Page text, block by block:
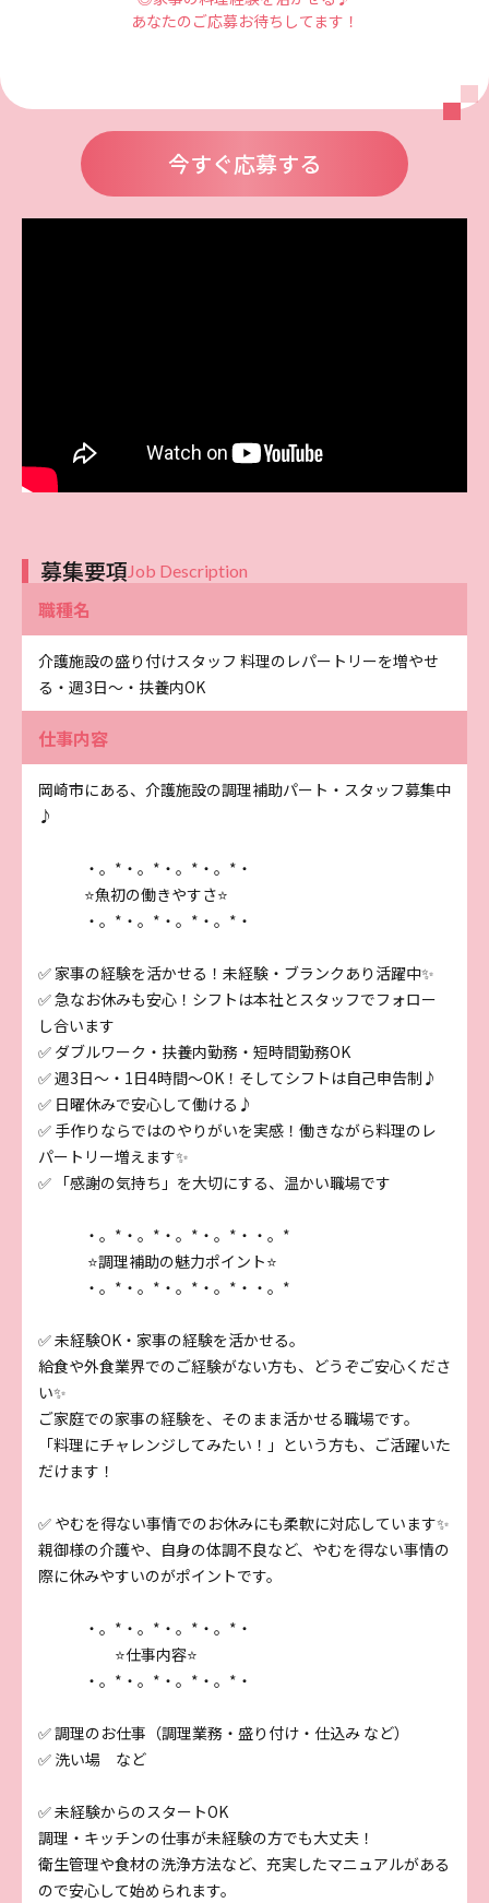
あなたのご応募お待ちしてます！
今すぐ応募する
募集要項 Job Description
職種名
介護施設の盛り付けスタッフ 料理のレパートリーを増やせ
る・週3日～・扶養内OK
仕事内容
岡崎市にある、介護施設の調理補助パート・スタッフ募集中
♪
・。*・。*・。*・。*・
⭐魚初の働きやすさ⭐
・。*・。*・。*・。*・
✅ 家事の経験を活かせる！未経験・ブランクあり活躍中✨
✅ 急なお休みも安心！シフトは本社とスタッフでフォロー
し合います
✅ ダブルワーク・扶養内勤務・短時間勤務OK
✅ 週3日～・1日4時間～OK！そしてシフトは自己申告制♪
✅ 日曜休みで安心して働ける♪
✅ 手作りならではのやりがいを実感！働きながら料理のレ
パートリー増えます✨
✅ 「感謝の気持ち」を大切にする、温かい職場です
・。*・。*・。*・。*・・。*
⭐調理補助の魅力ポイント⭐
・。*・。*・。*・。*・・。*
✅ 未経験OK・家事の経験を活かせる。
給食や外食業界でのご経験がない方も、どうぞご安心くださ
い✨
ご家庭での家事の経験を、そのまま活かせる職場です。
「料理にチャレンジしてみたい！」という方も、ご活躍いた
だけます！
✅ やむを得ない事情でのお休みにも柔軟に対応しています✨
親御様の介護や、自身の体調不良など、やむを得ない事情の
際に休みやすいのがポイントです。
・。*・。*・。*・。*・
⭐仕事内容⭐
・。*・。*・。*・。*・
✅ 調理のお仕事（調理業務・盛り付け・仕込み など）
✅ 洗い場 など
✅ 未経験からのスタートOK
調理・キッチンの仕事が未経験の方でも大丈夫！
衛生管理や食材の洗浄方法など、充実したマニュアルがある
ので安心して始められます。